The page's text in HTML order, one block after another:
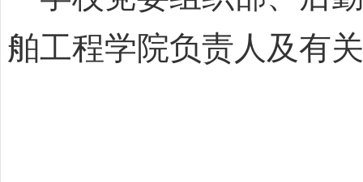
舶工程学院负责人及有